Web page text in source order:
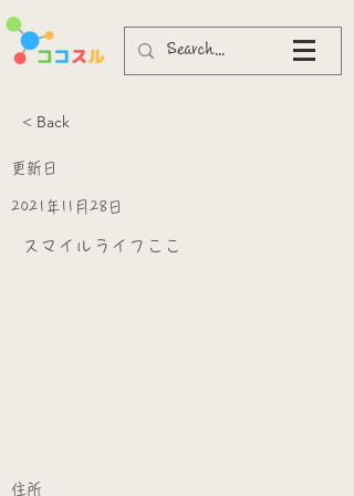
< Back
更新日
2021年11月28日
スマイルライフここ
​ ​住所